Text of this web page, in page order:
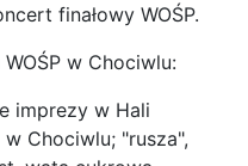
finałowy WOŚP.
w Chociwlu:
imprezy w Hali
Chociwlu; "rusza",